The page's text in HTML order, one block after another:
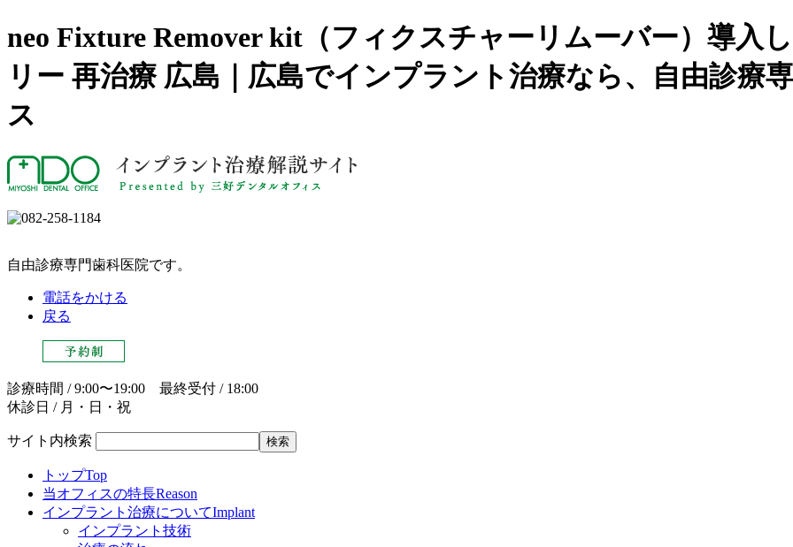
neo Fixture Remover kit（フィクスチャーリムーバー）導入
リー 再治療 広島｜広島でインプラント治療なら、自由診
ス
自由診療専門歯科医院です。
電話をかける
戻る
診療時間 / 9:00〜19:00 最終受付 / 18:00
休診日 / 月・日・祝
サイト内検索
トップTop
当オフィスの特長Reason
インプラント治療についてImplant
インプラント技術